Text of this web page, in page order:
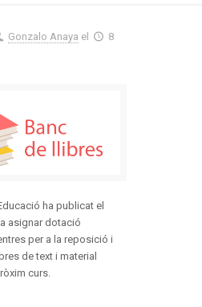
Gonzalo Anaya el
8
ha publicat el
asignar dotació
per a la reposició i
de text i material
curs.